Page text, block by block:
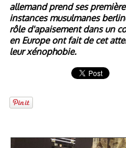
allemand prend ses
instances musulmanes
rôle d'apaisement dans un
en Europe ont fait de cet
leur xénophobie.